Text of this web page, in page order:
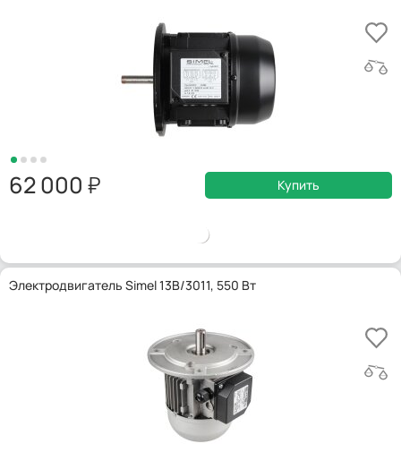
62 000 Купить
Электродвигатель Simel 13B/3011, 550 Вт